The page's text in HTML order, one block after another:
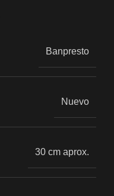
Banpresto
Nuevo
30 cm aprox.